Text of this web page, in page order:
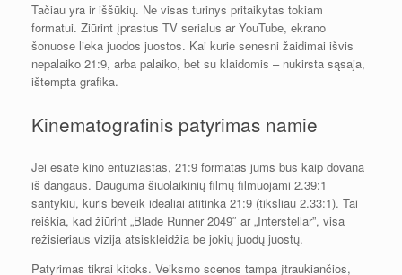
Tačiau yra ir iššūkių. Ne visas turinys pritaikytas tokiam
formatui. Žiūrint įprastus TV serialus ar YouTube, ekrano
šonuose lieka juodos juostos. Kai kurie senesni žaidimai išvis
nepalaiko 21:9, arba palaiko, bet su klaidomis – nukirsta sąsaja,
ištempta grafika.
Kinematografinis patyrimas namie
Jei esate kino entuziastas, 21:9 formatas jums bus kaip dovana
iš dangaus. Dauguma šiuolaikinių filmų filmuojami 2.39:1
santykiu, kuris beveik idealiai atitinka 21:9 (tiksliau 2.33:1). Tai
reiškia, kad žiūrint „Blade Runner 2049″ ar „Interstellar”, visa
režisieriaus vizija atsiskleidžia be jokių juodų juostų.
Patyrimas tikrai kitoks. Veiksmo scenos tampa įtraukiančios,